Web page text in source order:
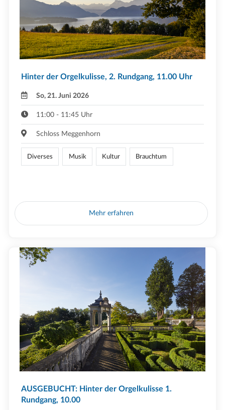
Hinter der Orgelkulisse, 2. Rundgang, 11.00 Uhr
So, 21. Juni 2026
11:00 - 11:45 Uhr
Schloss Meggenhorn
Diverses Musik Kultur Brauchtum
Mehr erfahren
AUSGEBUCHT: Hinter der Orgelkulisse 1.
Rundgang, 10.00